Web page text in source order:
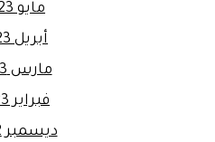
مايو 2023
أبريل 2023
مارس 2023
فبراير 2023
ديسمبر 2022